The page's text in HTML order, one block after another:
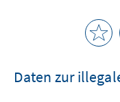
Daten zur